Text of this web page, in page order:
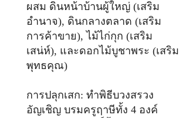
ผสม ดินหน้าบ้านผู้ใหญ่ (เสริม
อำนาจ), ดินกลางตลาด (เสริม
การค้าขาย), ไม้ไก่กุก (เสริม
เสน่ห์), และดอกไม้บูชาพระ (เสริม
พุทธคุณ)
การปลุกเสก: ทำพิธีบวงสรวง
อัญเชิญ บรมครูฤาษีทั้ง 4 องค์